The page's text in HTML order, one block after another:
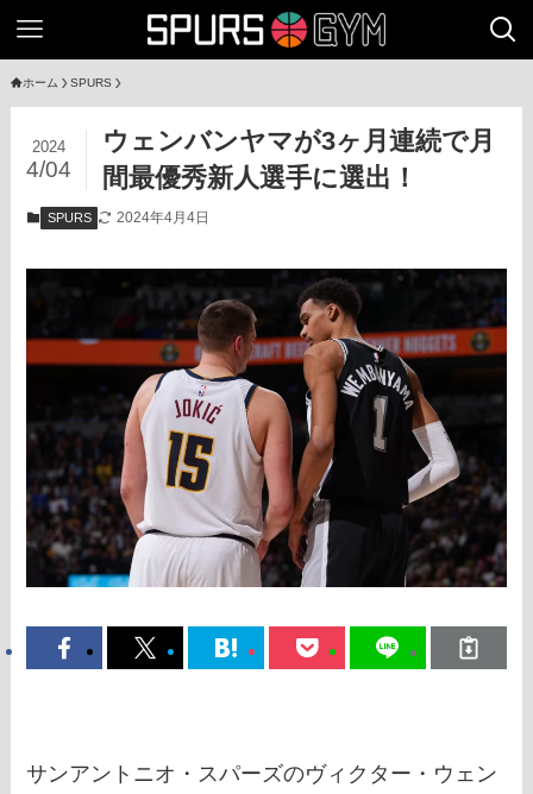
ホーム SPURS
ウェンバンヤマが3ヶ月連続で月
間最優秀新人選手に選出！
2024
4/04
SPURS 2024年4月4日
サンアントニオ・スパーズのヴィクター・ウェン